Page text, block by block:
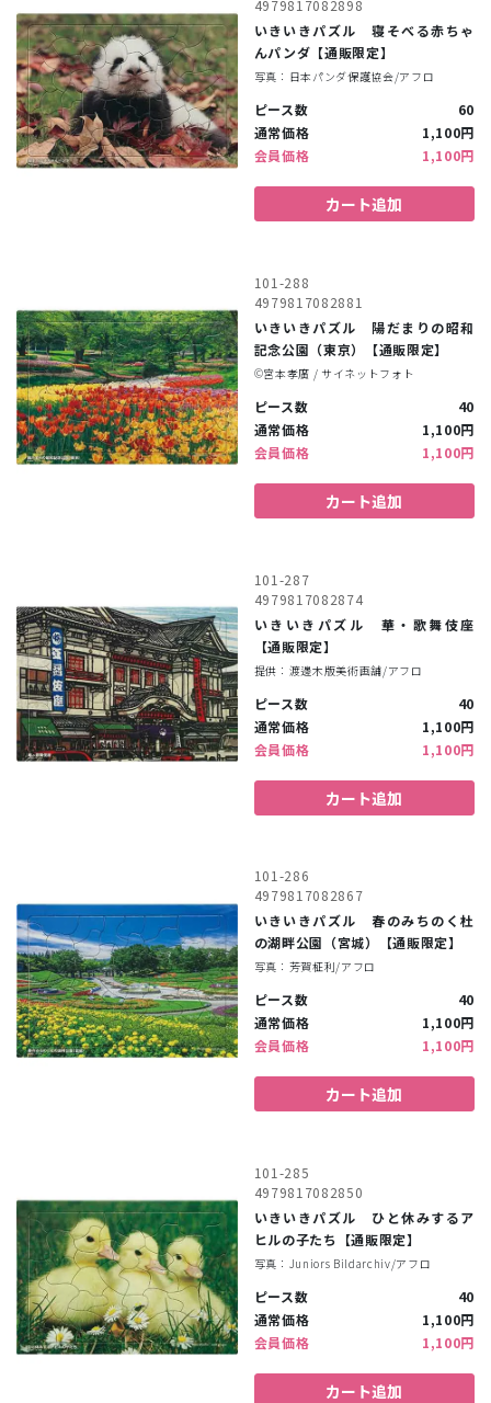
4979817082898
いきいきパズル 寝そべる赤ちゃ
んパンダ【通販限定】
写真：日本パンダ保護協会/アフロ
ピース数
60
通常価格
1,100円
会員価格
1,100円
カート追加
101-288
4979817082881
いきいきパズル 陽だまりの昭和
記念公園（東京）【通販限定】
©︎宮本孝廣 / サイネットフォト
ピース数
40
通常価格
1,100円
会員価格
1,100円
カート追加
101-287
4979817082874
いきいきパズル 華・歌舞伎座
【通販限定】
提供：渡邊木版美術画舗/アフロ
ピース数
40
通常価格
1,100円
会員価格
1,100円
カート追加
101-286
4979817082867
いきいきパズル 春のみちのく杜
の湖畔公園（宮城）【通販限定】
写真：芳賀柾利/アフロ
ピース数
40
通常価格
1,100円
会員価格
1,100円
カート追加
101-285
4979817082850
いきいきパズル ひと休みするア
ヒルの子たち【通販限定】
写真：Juniors Bildarchiv/アフロ
ピース数
40
通常価格
1,100円
会員価格
1,100円
カート追加